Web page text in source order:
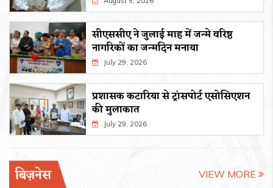
सीएससीए ने जुलाई माह में जन्मे वरिष्ठ
नागरिकों का जन्मदिन मनाया
July 29, 2026
प्रशासक कटारिया से ट्रांसपोर्ट एसोसिएशन
की मुलाकात
July 29, 2026
बिज़नेस VIEW MORE